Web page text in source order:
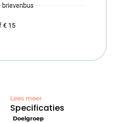
Lees meer
Specificaties
Doelgroep
€ 15